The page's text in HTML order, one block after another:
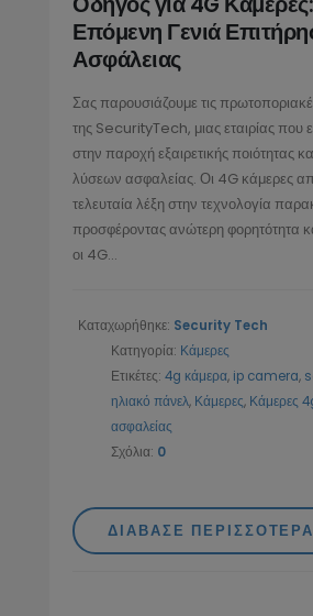
Επόμενη Γενιά
Ασφάλειας
Σας παρουσιάζουμε τις
της SecurityTech, μιας εταιρίας που
στην παροχή εξαιρετικής ποιότητας
λύσεων ασφαλείας. Οι 4G κάμερες
τελευταία λέξη στην τεχνολογία
προσφέροντας ανώτερη φορητότητα
οι 4G...
Καταχωρήθηκε: Security Tech
Κατηγορία: Κάμερες
Ετικέτες:4g κάμερα, ip camera,
ηλιακό πάνελ, Κάμερες, Κάμερες
ασφαλείας
Σχόλια: 0
ΔΙΆΒΑΣΕ ΠΕΡΙΣΣΌΤΕΡΑ
Τεχνολογία και η Σημασία της
στον Χώρο των Ενοποιημένων
IP Τηλεφωνία (VoIP):
Οικονομική και Ασφαλής
Επικοινωνία από το
15/05/2024
26/10/2022